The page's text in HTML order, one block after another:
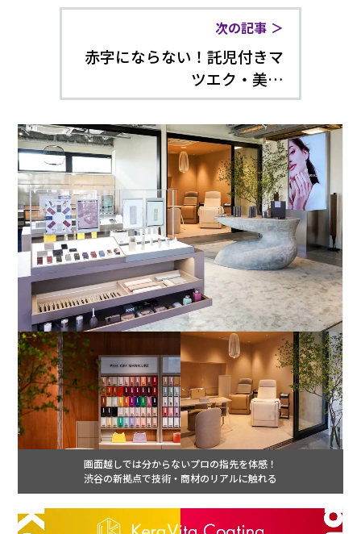
次の記事
赤字にならない！託児付きマ
ツエク・美…
画面越しでは分からないプロの指先を体感！
渋谷の新拠点で技術・商材のリアルに触れる